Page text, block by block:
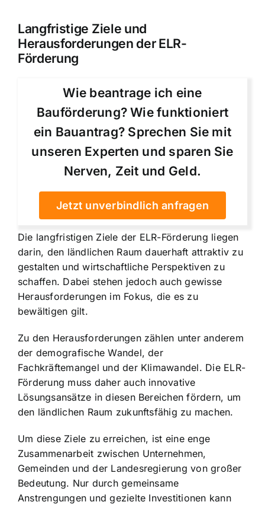
Langfristige Ziele und
Herausforderungen der ELR-
Förderung
Wie beantrage ich eine
Bauförderung? Wie funktioniert
ein Bauantrag? Sprechen Sie mit
unseren Experten und sparen Sie
Nerven, Zeit und Geld.
Jetzt unverbindlich anfragen
Die langfristigen Ziele der ELR-Förderung liegen
darin, den ländlichen Raum dauerhaft attraktiv zu
gestalten und wirtschaftliche Perspektiven zu
schaffen. Dabei stehen jedoch auch gewisse
Herausforderungen im Fokus, die es zu
bewältigen gilt.
Zu den Herausforderungen zählen unter anderem
der demografische Wandel, der
Fachkräftemangel und der Klimawandel. Die ELR-
Förderung muss daher auch innovative
Lösungsansätze in diesen Bereichen fördern, um
den ländlichen Raum zukunftsfähig zu machen.
Um diese Ziele zu erreichen, ist eine enge
Zusammenarbeit zwischen Unternehmen,
Gemeinden und der Landesregierung von großer
Bedeutung. Nur durch gemeinsame
Anstrengungen und gezielte Investitionen kann